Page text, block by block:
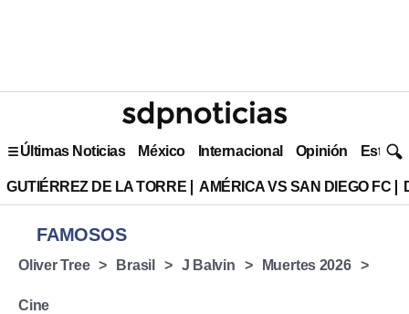
Últimas Noticias México Internacional Opinión Estilo
GUTIÉRREZ DE LA TORRE AMÉRICA VS SAN DIEGO FC
FAMOSOS
Oliver Tree Brasil J Balvin Muertes 2026
Cine